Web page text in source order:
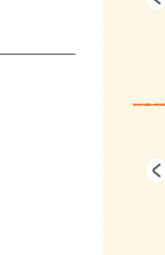
賞金稼ぎスリーサム！ 二重拘束の…